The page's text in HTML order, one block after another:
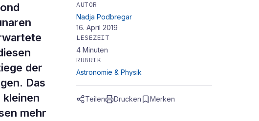
der
Das
mehr
AUTOR
Nadja Podbregar
16. April 2019
LESEZEIT
4 Minuten
RUBRIK
Astronomie & Physik
Teilen Drucken Merken